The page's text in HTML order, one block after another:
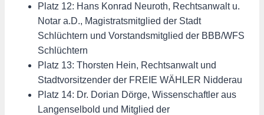
Platz 12: Hans Konrad Neuroth, Rechtsanwalt u.
Notar a.D., Magistratsmitglied der Stadt
Schlüchtern und Vorstandsmitglied der BBB/WFS
Schlüchtern
Platz 13: Thorsten Hein, Rechtsanwalt und
Stadtvorsitzender der FREIE WÄHLER Nidderau
Platz 14: Dr. Dorian Dörge, Wissenschaftler aus
Langenselbold und Mitglied der